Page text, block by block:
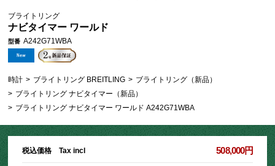
ブライトリング
ナビタイマー ワールド
型番 A242G71WBA
時計 > ブライトリング BREITLING > ブライトリング（新品）
> ブライトリング ナビタイマー（新品）
> ブライトリング ナビタイマー ワールド A242G71WBA
税込価格 Tax incl 508,000円